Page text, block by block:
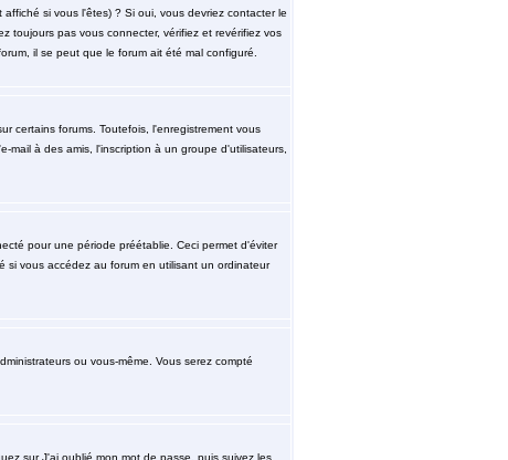
si vous l'êtes) ? Si oui, vous devriez contacter le
toujours pas vous connecter, vérifiez et revérifiez vos
il se peut que le forum ait été mal configuré.
certains forums. Toutefois, l'enregistrement vous
à des amis, l'inscription à un groupe d'utilisateurs,
pour une période préétablie. Ceci permet d'éviter
vous accédez au forum en utilisant un ordinateur
ou vous-même. Vous serez compté
surJ'ai oublié mon mot de passe , puis suivez les